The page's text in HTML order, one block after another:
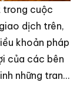
trong cuộc
dịch trên,
khoản pháp
của các bên
những tranh